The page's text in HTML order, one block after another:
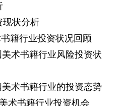
现状分析
籍行业投资状况回顾
术书籍行业风险投资状
术书籍行业的投资态势
术书籍行业投资机会